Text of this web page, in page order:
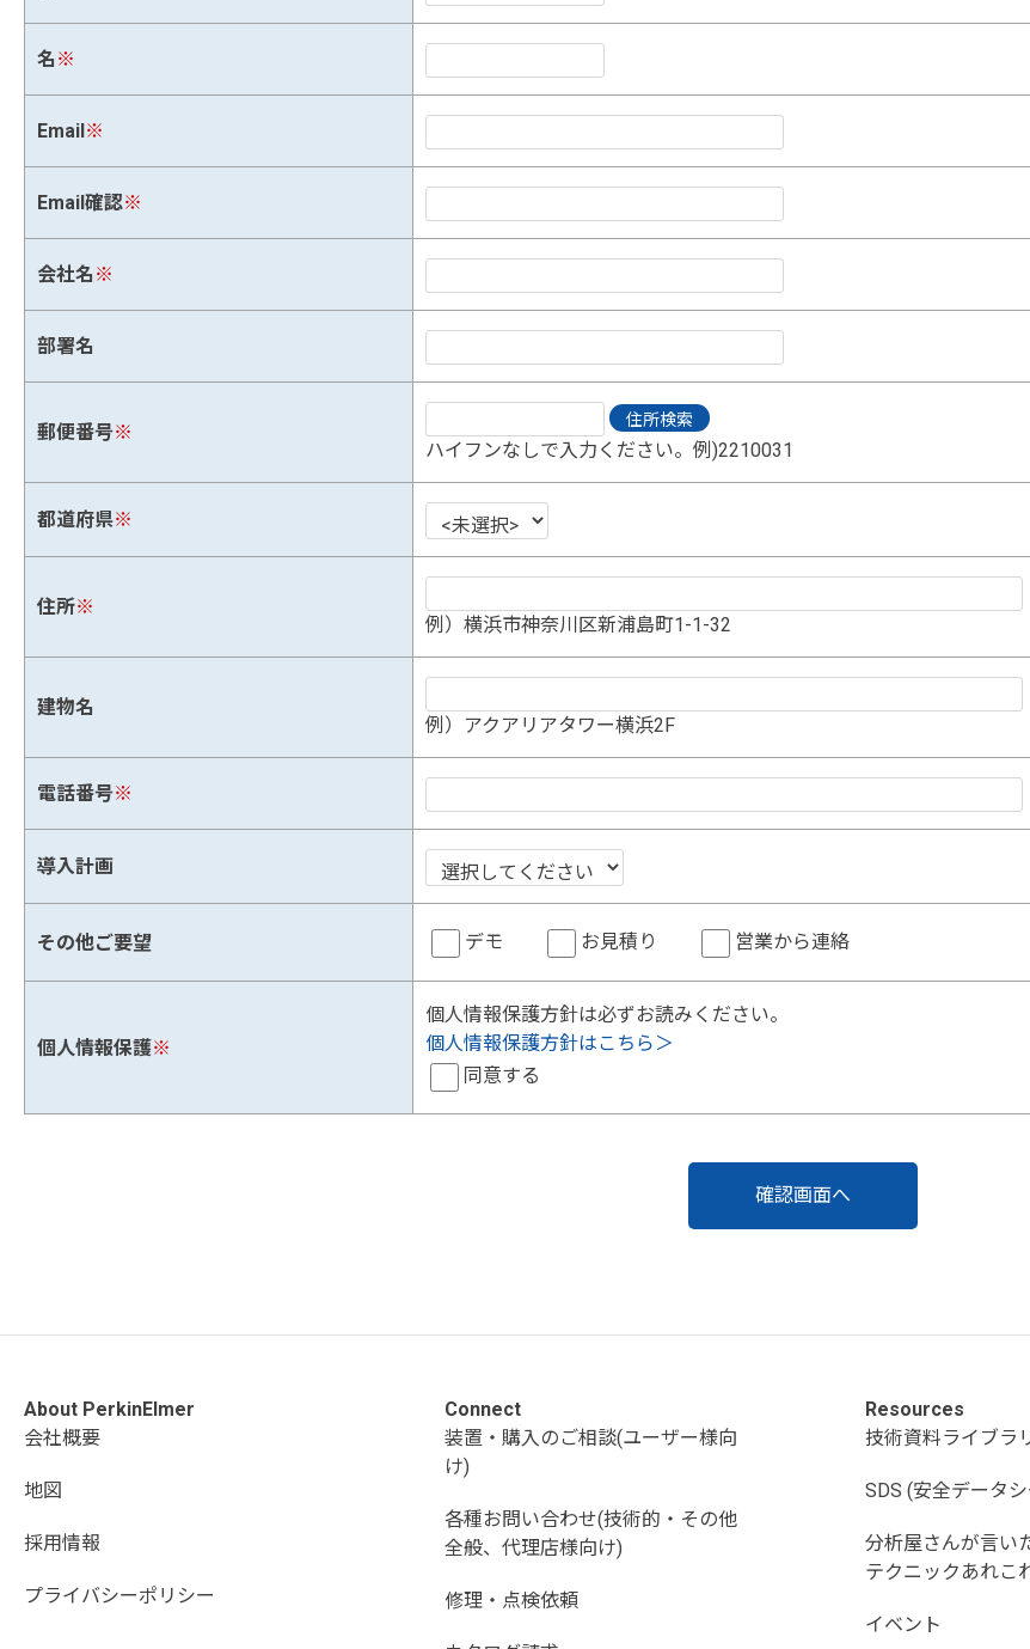
名 ※
Email※
Email確認※
会社名 ※
部署名
郵便番号※
ハイフンなしで入力ください。例)2210031
都道府県※
住所※
例）横浜市神奈川区新浦島町1-1-32
建物名
例）アクアリアタワー横浜2F
電話番号※
導入計画
その他ご要望 デモ お見積り 営業から連絡
個人情報保護※
個人情報保護方針は必ずお読みください。
個人情報保護方針はこちら＞
同意する
About PerkinElmer
会社概要
地図
採用情報
プライバシーポリシー
Connect
装置・購入のご相談(ユーザー様向
け)
各種お問い合わせ(技術的・その他
全般、代理店様向け)
修理・点検依頼
Resources
技術資料ライブラ
SDS (安全データ
分析屋さんが言い
テクニックあれこ
イベント